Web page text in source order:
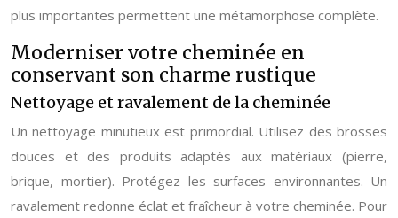
plus importantes permettent une métamorphose complète.
Moderniser votre cheminée en
conservant son charme rustique
Nettoyage et ravalement de la cheminée
Un nettoyage minutieux est primordial. Utilisez des brosses
douces et des produits adaptés aux matériaux (pierre,
brique, mortier). Protégez les surfaces environnantes. Un
ravalement redonne éclat et fraîcheur à votre cheminée. Pour